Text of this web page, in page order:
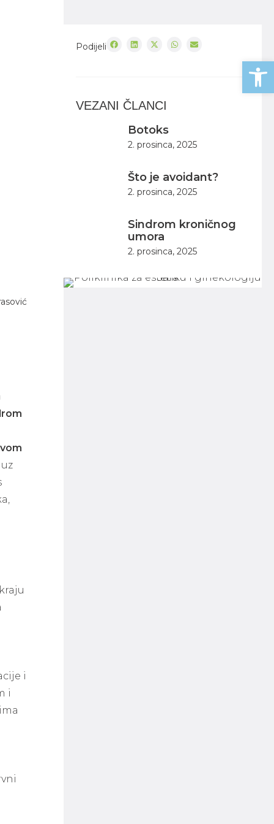
i
i
Podijeli
VEZANI ČLANCI
Botoks
2. prosinca, 2025
Što je avoidant?
2. prosinca, 2025
Sindrom kroničnog
umora
2. prosinca, 2025